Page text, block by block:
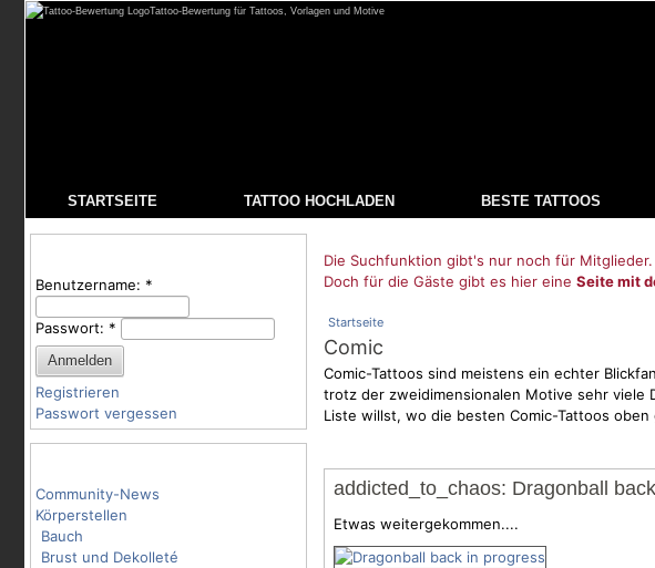
Tattoo-Bewertung für Tattoos, Vorlagen und Motive
STARTSEITE TATTOO HOCHLADEN BESTE TATTOOS
Benutzername: *
Passwort: *
Registrieren
Passwort vergessen
Community-News
Körperstellen
Bauch
Brust und Dekolleté
Die Suchfunktion gibt's nur noch für Mitglieder.
Doch für die Gäste gibt es hier eine Seite mit
Startseite
Comic
Comic-Tattoos sind meistens ein echter
trotz der zweidimensionalen Motive sehr viele
Liste willst, wo die besten Comic-Tattoos
addicted_to_chaos: Dragonball
Etwas weitergekommen....